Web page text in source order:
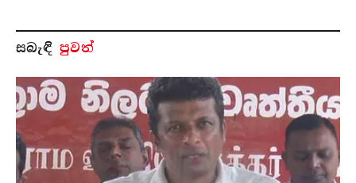
සබැ​ඳි පුවත්